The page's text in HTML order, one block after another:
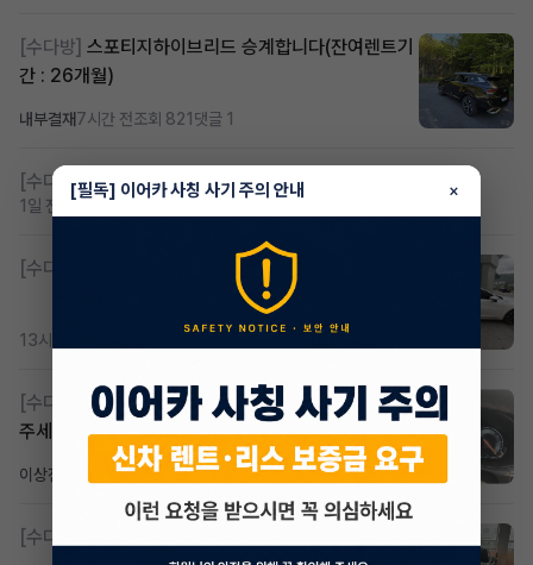
[수다방] 스포티지하이브리드 승계합니다(잔여렌트기
간 : 26개월)
내부결재7시간 전조회 821 댓글 1
[수다방] 저신용 무심사 or 신차 렌트 찾으시는분!!
1일 전 조회 430
[수다방] K8 하이브리드 (풀옵션) 758,780원
13시간 전
[수다방]
Gv70 승계자분 구합니다 지원금 협의연락
주세요
이상진 조회 187 댓글 1
[수다방]
[필독] 이어카 사칭 사기 주의 안내 ×